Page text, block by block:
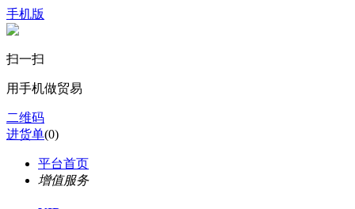
手机版
扫一扫
用手机做贸易
二维码
进货单(0)
平台首页
增值服务